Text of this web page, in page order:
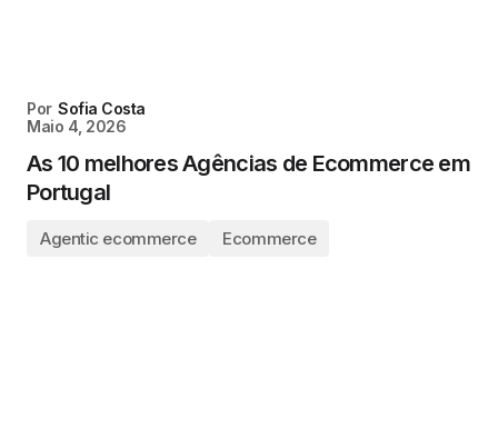
Por Sofia Costa
Maio 4, 2026
As 10 melhores Agências de Ecommerce em
Portugal
Agentic ecommerce Ecommerce